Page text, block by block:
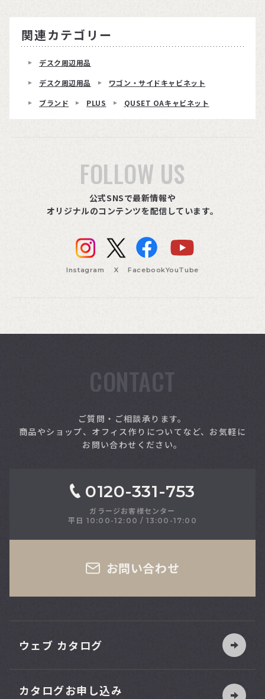
関連カテゴリー
デスク周辺用品
デスク周辺用品
ワゴン・サイドキャビネット
ブランド
PLUS QUSET OAキャビネット
FOLLOW US
公式SNSで最新情報や
オリジナルのコンテンツを配信しています。
Instagram X FacebookYouTube
CONTACT
ご質問・ご相談承ります。
商品やショップ、オフィス作りについてなど、お気軽に
お問い合わせください。
0120-331-753
ガラージお客様センター
平日 10:00-12:00 / 13:00-17:00
お問い合わせ
ウェブ カタログ
カタログお申し込み